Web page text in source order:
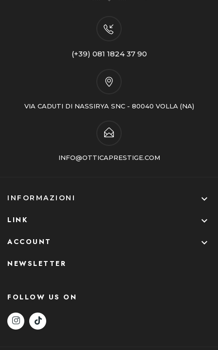
(+39) 081 1824 37 90
VIA CADUTI DI NASSIRYA SNC - 80040 VOLLA (NA)
INFO@OTTICAPRESTIGE.COM
INFORMAZIONI 
LINK 
ACCOUNT 
NEWSLETTER
FOLLOW US ON